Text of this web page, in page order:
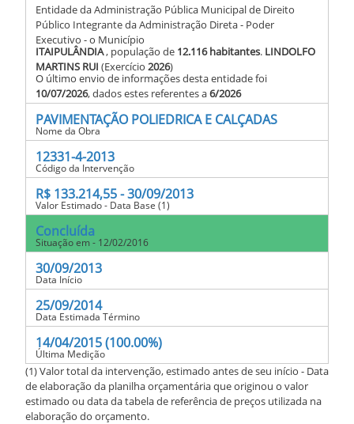
Entidade da Administração Pública Municipal de Direito
Público Integrante da Administração Direta - Poder
Executivo - o Município
ITAIPULÂNDIA, população de 12.116 habitantes. LINDOLFO
MARTINS RUI (Exercício 2026)
O último envio de informações desta entidade foi
10/07/2026, dados estes referentes a6/2026
PAVIMENTAÇÃO POLIEDRICA E CALÇADAS
Nome da Obra
12331-4-2013
Código da Intervenção
R$ 133.214,55 - 30/09/2013
Valor Estimado - Data Base (1)
Concluída
Situação em - 12/02/2016
30/09/2013
Data Início
25/09/2014
Data Estimada Término
14/04/2015 (100.00%)
Última Medição
(1) Valor total da intervenção, estimado antes de seu início - Data
de elaboração da planilha orçamentária que originou o valor
estimado ou data da tabela de referência de preços utilizada na
elaboração do orçamento.